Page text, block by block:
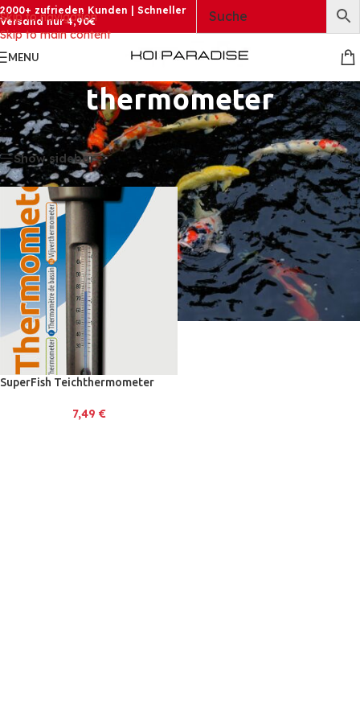
Skip to navigation
Skip to main content
2000+ zufrieden Kunden | Schneller
Versand nur 4,90€
MENU
thermometer
Startseite»thermometer Einzelnes Ergebnis wird angezeigt
Show sidebar
SuperFish Teichthermometer
7,49 €